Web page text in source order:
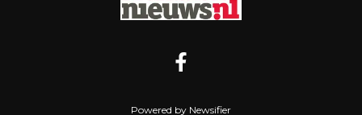
Powered by Newsifier